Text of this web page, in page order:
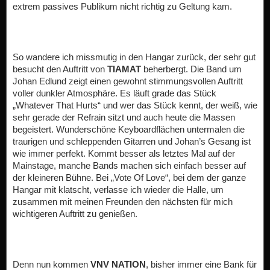
extrem passives Publikum nicht richtig zu Geltung kam.
So wandere ich missmutig in den Hangar zurück, der sehr gut
besucht den Auftritt von TIAMAT beherbergt. Die Band um
Johan Edlund zeigt einen gewohnt stimmungsvollen Auftritt
voller dunkler Atmosphäre. Es läuft grade das Stück
„Whatever That Hurts“ und wer das Stück kennt, der weiß, wie
sehr gerade der Refrain sitzt und auch heute die Massen
begeistert. Wunderschöne Keyboardflächen untermalen die
traurigen und schleppenden Gitarren und Johan’s Gesang ist
wie immer perfekt. Kommt besser als letztes Mal auf der
Mainstage, manche Bands machen sich einfach besser auf
der kleineren Bühne. Bei „Vote Of Love“, bei dem der ganze
Hangar mit klatscht, verlasse ich wieder die Halle, um
zusammen mit meinen Freunden den nächsten für mich
wichtigeren Auftritt zu genießen.
Denn nun kommen VNV NATION, bisher immer eine Bank für